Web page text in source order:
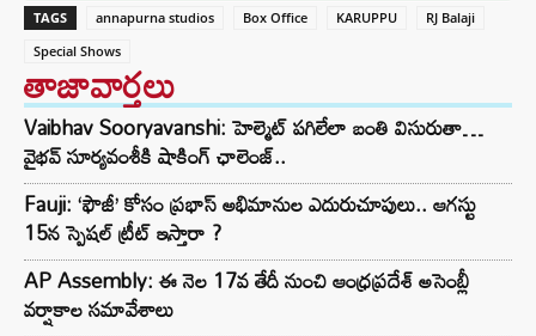
TAGS annapurna studios Box Office KARUPPU
RJ Balaji
Special Shows
తాజావార్తలు
Vaibhav Sooryavanshi: హెల్మెట్ పగిలేలా బంతి విసురుతా…
వైభవ్ సూర్యవంశీకి షాకింగ్ ఛాలెంజ్..
Fauji: ‘ఫౌజీ’ కోసం ప్రభాస్ అభిమానుల ఎదురుచూపులు.. ఆగస్టు
15న స్పెషల్ ట్రీట్ ఇస్తారా ?
AP Assembly: ఈ నెల 17వ తేదీ నుంచి ఆంధ్రప్రదేశ్ అసెంబ్లీ
వర్షాకాల సమావేశాలు